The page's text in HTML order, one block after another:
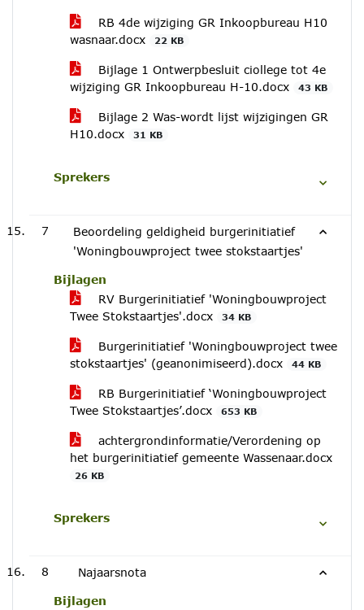
RB 4de wijziging GR Inkoopbureau H10
wasnaar.docx
22 KB
Bijlage 1 Ontwerpbesluit ciollege tot 4e
wijziging GR Inkoopbureau H-10.docx
43 KB
Bijlage 2 Was-wordt lijst wijzigingen GR
H10.docx
31 KB
Sprekers
7
Beoordeling geldigheid burgerinitiatief
'Woningbouwproject twee stokstaartjes'
Bijlagen
RV Burgerinitiatief 'Woningbouwproject
Twee Stokstaartjes'.docx
34 KB
Burgerinitiatief 'Woningbouwproject twee
stokstaartjes' (geanonimiseerd).docx
44 KB
RB Burgerinitiatief ‘Woningbouwproject
Twee Stokstaartjes’.docx
653 KB
achtergrondinformatie/Verordening op
het burgerinitiatief gemeente Wassenaar.docx
26 KB
Sprekers
8 Najaarsnota
Bijlagen